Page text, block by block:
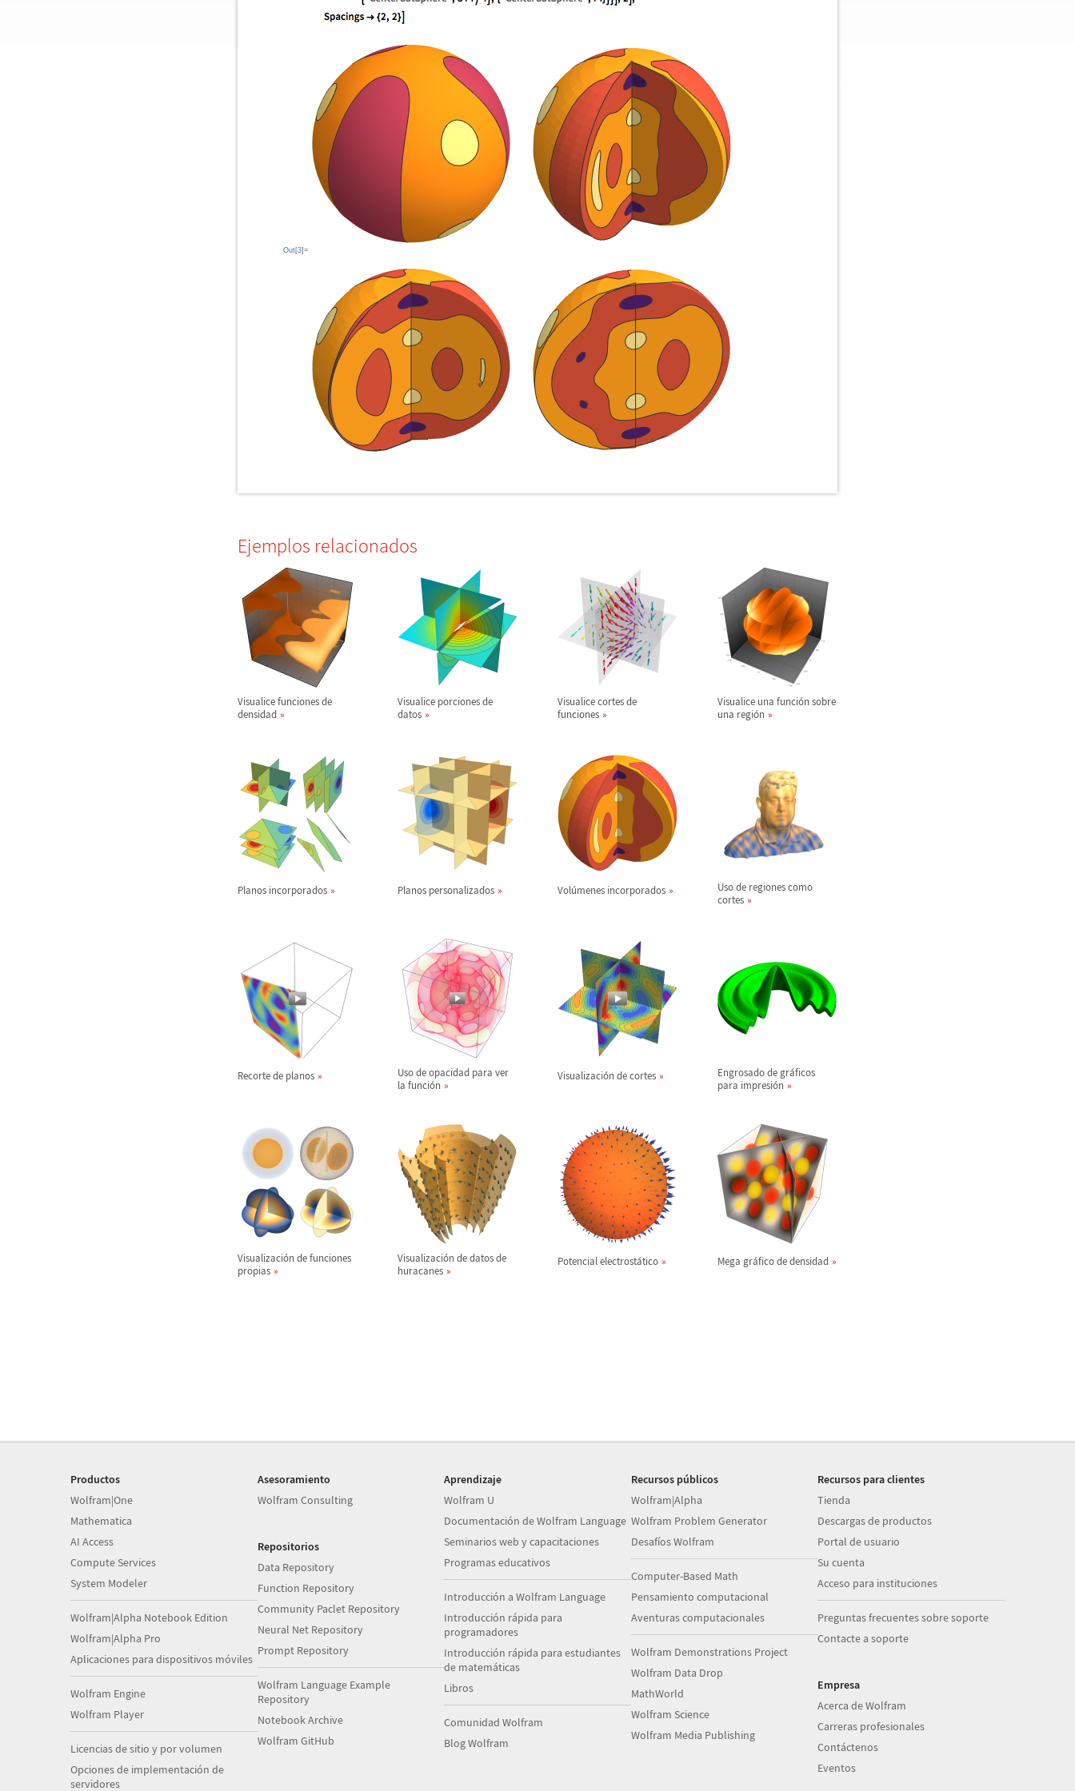
Out[3]=
Ejemplos relacionados
Visualice funciones de
densidad
Visualice porciones de
datos
Visualice cortes de
funciones
Visualice una función sobre
una región
Planos incorporados Planos personalizados Volúmenes incorporados
Uso de regiones como
cortes
Recorte de planos
Uso de opacidad para ver
la función
Visualización de cortes Engrosado de gráficos
para impresión
Visualización de funciones
propias
Visualización de datos de
huracanes
Potencial electrostático Mega gráfico de densidad
Productos
Wolfram|One
Mathematica
AI Access
Compute Services
System Modeler
Wolfram|Alpha Notebook Edition
Wolfram|Alpha Pro
Aplicaciones para dispositivos móviles
Wolfram Engine
Wolfram Player
Licencias de sitio y por volumen
Opciones de implementación de
servidores
Asesoramiento
Wolfram Consulting
Repositorios
Data Repository
Function Repository
Community Paclet Repository
Neural Net Repository
Prompt Repository
Wolfram Language Example
Repository
Notebook Archive
Wolfram GitHub
Aprendizaje
Wolfram U
Documentación de Wolfram Language
Seminarios web y capacitaciones
Programas educativos
Introducción a Wolfram Language
Introducción rápida para
programadores
Introducción rápida para estudiantes
de matemáticas
Libros
Comunidad Wolfram
Blog Wolfram
Recursos públicos
Wolfram|Alpha
Wolfram Problem Generator
Desafíos Wolfram
Computer-Based Math
Pensamiento computacional
Aventuras computacionales
Wolfram Demonstrations Project
Wolfram Data Drop
MathWorld
Wolfram Science
Wolfram Media Publishing
Recursos para clientes
Tienda
Descargas de productos
Portal de usuario
Su cuenta
Acceso para instituciones
Preguntas frecuentes sobre soporte
Contacte a soporte
Empresa
Acerca de Wolfram
Carreras profesionales
Contáctenos
Eventos